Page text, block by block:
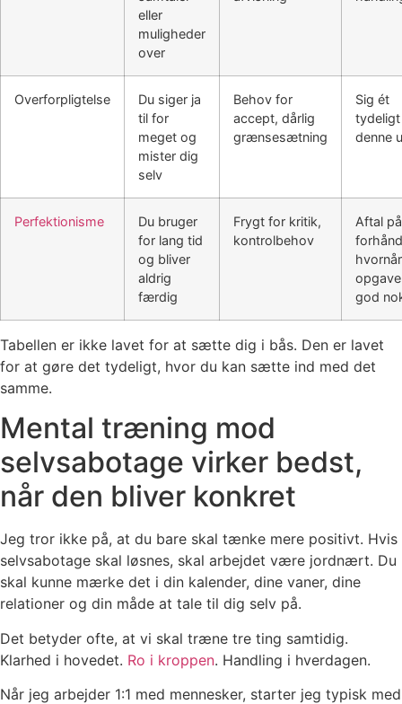
eller
muligheder
over
Overforpligtelse
Du siger ja
til for
meget og
mister dig
selv
Behov for
accept, dårlig
grænsesætning
Sig ét
tydeligt
denne
Perfektionisme
Du bruger
for lang tid
og bliver
aldrig
færdig
Frygt for kritik,
kontrolbehov
Aftal på
hvornår
god
Tabellen er ikke lavet for at sætte dig i bås. Den er lavet
for at gøre det tydeligt, hvor du kan sætte ind med det
samme.
Mental træning mod
selvsabotage virker bedst,
når den bliver konkret
Jeg tror ikke på, at du bare skal tænke mere positivt. Hvis
selvsabotage skal løsnes, skal arbejdet være jordnært. Du
skal kunne mærke det i din kalender, dine vaner, dine
relationer og din måde at tale til dig selv på.
Det betyder ofte, at vi skal træne tre ting samtidig.
Klarhed i hovedet. Ro i kroppen. Handling i hverdagen.
Når jeg arbejder 1:1 med mennesker, starter jeg typisk med